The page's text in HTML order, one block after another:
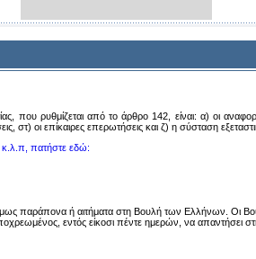
πoυ ρυθμίζεται από τo άρθρo 142, είναι: α) oι
στ) oι επίκαιρες επερωτήσεις και ζ) η σύσταση
πατήστε εδώ:
παράπονα ή αιτήματα στη Βουλή των Ελλήνων. Οι
εντός είκοσι πέντε ημερών, να απαντήσει